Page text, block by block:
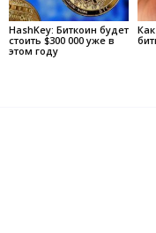
HashKey: Биткоин будет
стоить $300 000 уже в
этом году